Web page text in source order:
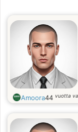
Amoora44 vuotta